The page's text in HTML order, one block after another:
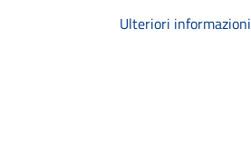
Ulteriori informazioni